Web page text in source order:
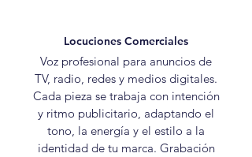
Locuciones Comerciales
Voz profesional para anuncios de
TV, radio, redes y medios digitales.
Cada pieza se trabaja con intención
y ritmo publicitario, adaptando el
tono, la energía y el estilo a la
identidad de tu marca. Grabación